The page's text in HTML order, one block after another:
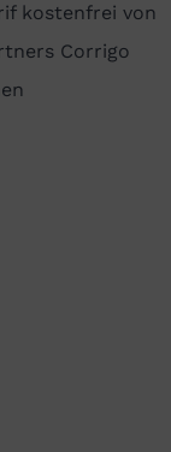
kostenfrei von
Corrigo